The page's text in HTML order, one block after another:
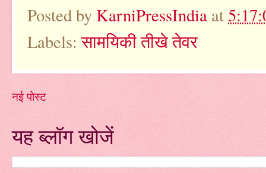
Posted by KarniPressIndia at
Labels:सामयिकी तीखे तेवर
नई पोस्ट
यह ब्लॉग खोजें